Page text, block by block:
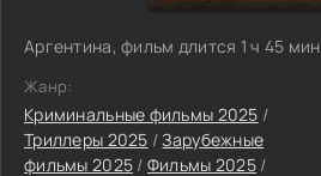
Аргентина, фильм длится 1 ч 45 мин
Жанр:
Криминальные фильмы 2025 /
Триллеры 2025 /Зарубежные
фильмы 2025 / Фильмы 2025 /